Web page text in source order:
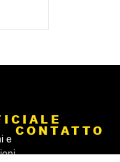
e
CONTATTO